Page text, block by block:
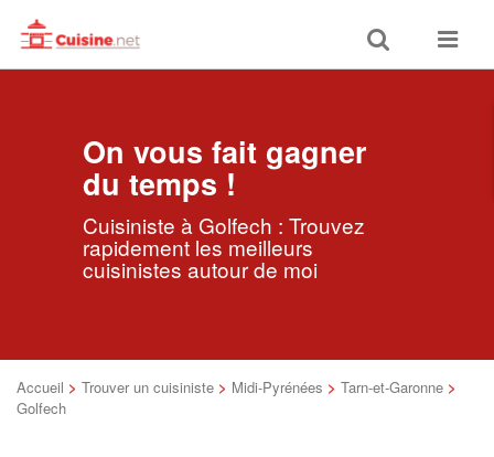
Toggle
search
Toggle
On vous fait gagner
du temps !
Cuisiniste à Golfech : Trouvez
rapidement les meilleurs
cuisinistes autour de moi
Accueil > Trouver un cuisiniste > Midi-Pyrénées > Tarn-et-Garonne >
Golfech